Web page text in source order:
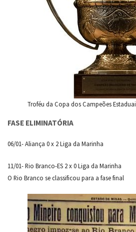
Troféu da Copa dos Campeões
FASE ELIMINATÓRIA
06/01- Aliança 0 x 2 Liga da Marinha
11/01- Rio Branco-ES 2 x 0 Liga da Marinha
O Rio Branco se classificou para a fase final